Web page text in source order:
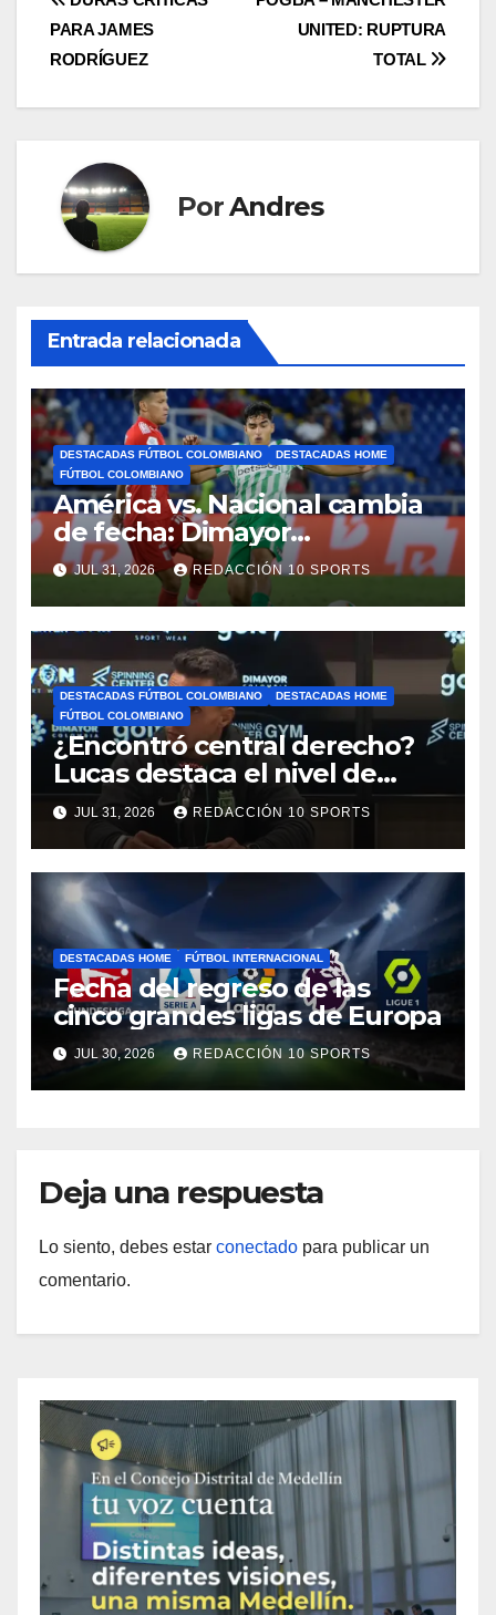
UNITED: RUPTURA
TOTAL
PARA JAMES
RODRÍGUEZ
PorAndres
Entrada relacionada
DESTACADAS FÚTBOL COLOMBIANO
DESTACADAS HOME
FÚTBOL COLOMBIANO
América vs. Nacional cambia
de fecha: Dimayor
reprogramó el clásico por
motivos de seguridad
JUL 31, 2026 REDACCIÓN 10 SPORTS
DESTACADAS FÚTBOL COLOMBIANO
DESTACADAS HOME
FÚTBOL COLOMBIANO
¿Encontró central derecho?
Lucas destaca el nivel de
Néider Parra
JUL 31, 2026 REDACCIÓN 10 SPORTS
DESTACADAS HOME FÚTBOL INTERNACIONAL
Fecha del regreso de las
cinco grandes ligas de Europa
JUL 30, 2026 REDACCIÓN 10 SPORTS
Deja una respuesta
Lo siento, debes estar conectado para publicar un
comentario.